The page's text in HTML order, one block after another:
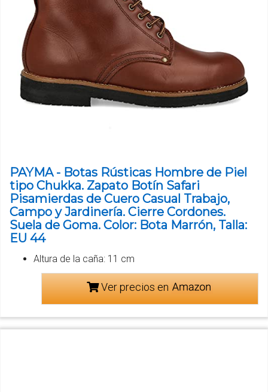
PAYMA - Botas Rústicas Hombre de Piel
tipo Chukka. Zapato Botín Safari
Pisamierdas de Cuero Casual Trabajo,
Campo y Jardinería. Cierre Cordones.
Suela de Goma. Color: Bota Marrón, Talla:
EU 44
Altura de la caña: 11 cm
Ver precios en